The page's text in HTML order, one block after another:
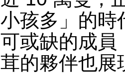
小孩多」的時
可或缺的成員
茸的夥伴也展